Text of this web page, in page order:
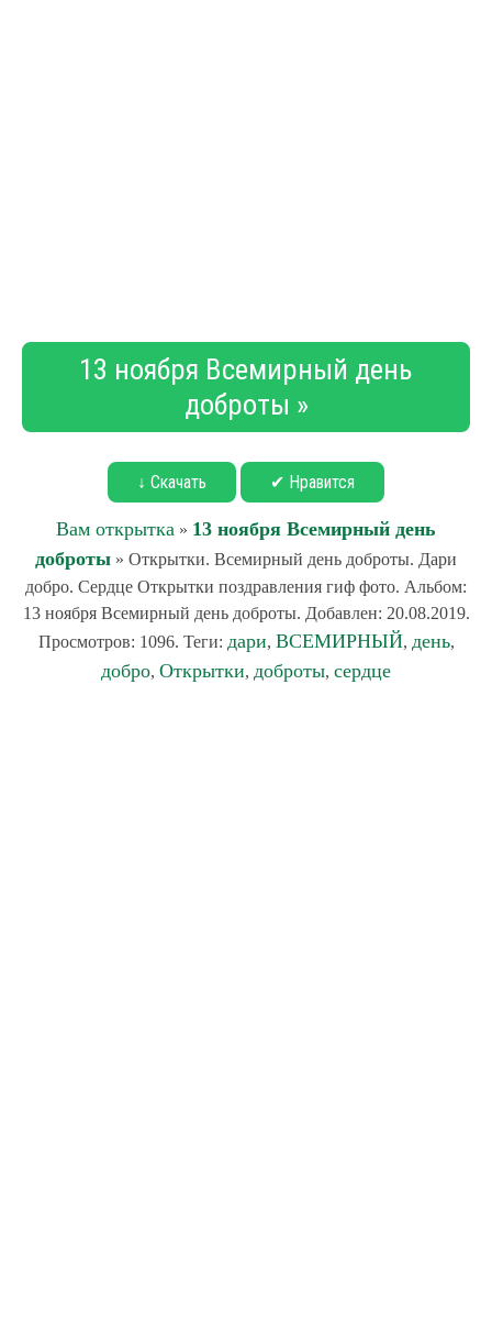
13 ноября Всемирный день
доброты »
↓ Скачать ✔ Нравится
Вам открытка » 13 ноября Всемирный день
доброты » Открытки. Всемирный день доброты. Дари
добро. Сердце Открытки поздравления гиф фото. Альбом:
13 ноября Всемирный день доброты. Добавлен: 20.08.2019.
Просмотров: 1096. Теги: дари, ВСЕМИРНЫЙ, день,
добро, Открытки, доброты, сердце